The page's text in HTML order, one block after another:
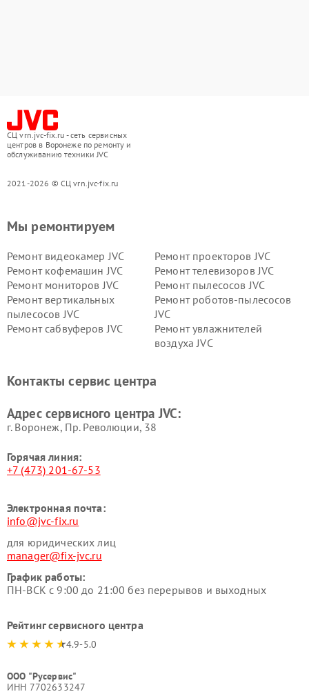
СЦ vrn.jvc-fix.ru - сеть сервисных
центров в Воронеже по ремонту и
обслуживанию техники JVC
2021-2026 © СЦ vrn.jvc-fix.ru
Мы ремонтируем
Ремонт видеокамер JVC
Ремонт проекторов JVC
Ремонт кофемашин JVC
Ремонт телевизоров JVC
Ремонт мониторов JVC
Ремонт пылесосов JVC
Ремонт вертикальных
пылесосов JVC
Ремонт роботов-пылесосов
JVC
Ремонт сабвуферов JVC
Ремонт увлажнителей
воздуха JVC
Контакты сервис центра
Адрес сервисного центра JVC:
г. Воронеж, Пр. Революции, 38
Горячая линия:
+7 (473) 201-67-53
Электронная почта:
info@jvc-fix.ru
для юридических лиц
manager@fix-jvc.ru
График работы:
ПН-ВСК с 9:00 до 21:00 без перерывов и выходных
Рейтинг сервисного центра
4.9-5.0
ООО "Русервис"
ИНН 7702633247